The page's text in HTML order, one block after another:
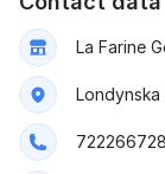
La Farine
722266728